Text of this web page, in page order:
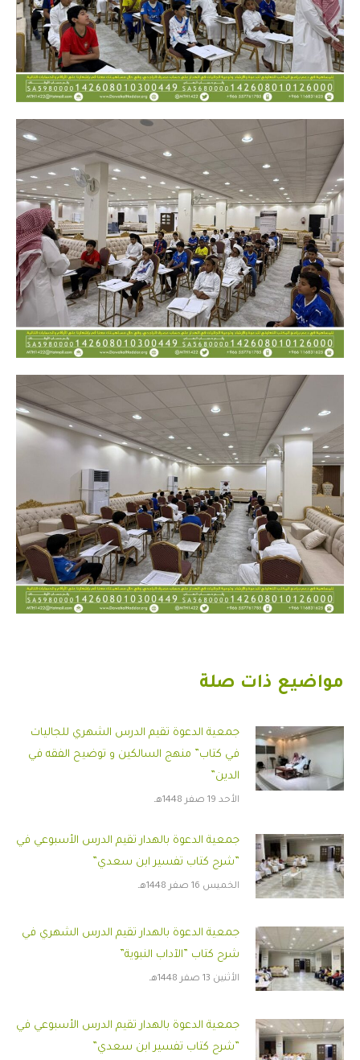
مواضيع ذات صلة
جمعية الدعوة تقيم الدرس الشهري للجاليات
في كتاب” منهج السالكين و توضيح الفقه في
الدين”
الأحد 19 صفر 1448هـ
جمعية الدعوة بالهدار تقيم الدرس الأسبوعي في
”شرح كتاب تفسير ابن سعدي”
الخميس 16 صفر 1448هـ
جمعية الدعوة بالهدار تقيم الدرس الشهري في
شرح كتاب ”الآداب النبوية”
الأثنين 13 صفر 1448هـ
جمعية الدعوة بالهدار تقيم الدرس الأسبوعي في
”شرح كتاب تفسير ابن سعدي”